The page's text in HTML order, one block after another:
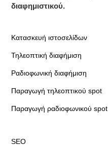
διαφημιστικού.
Κατασκευή ιστοσελίδων
Τηλεοπτική διαφήμιση
Ραδιοφωνική διαφήμιση
Παραγωγή τηλεοπτικού spot
Παραγωγή ραδιοφωνικού spot
SEO